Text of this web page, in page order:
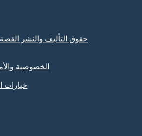
حقوق التأليف والنشر
الخصوصية
خيارات